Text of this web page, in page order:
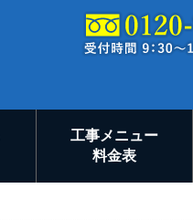
工事メニュー
料金表